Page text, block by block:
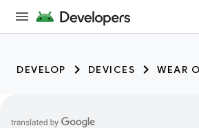
DEVELOP DEVICES WEAR